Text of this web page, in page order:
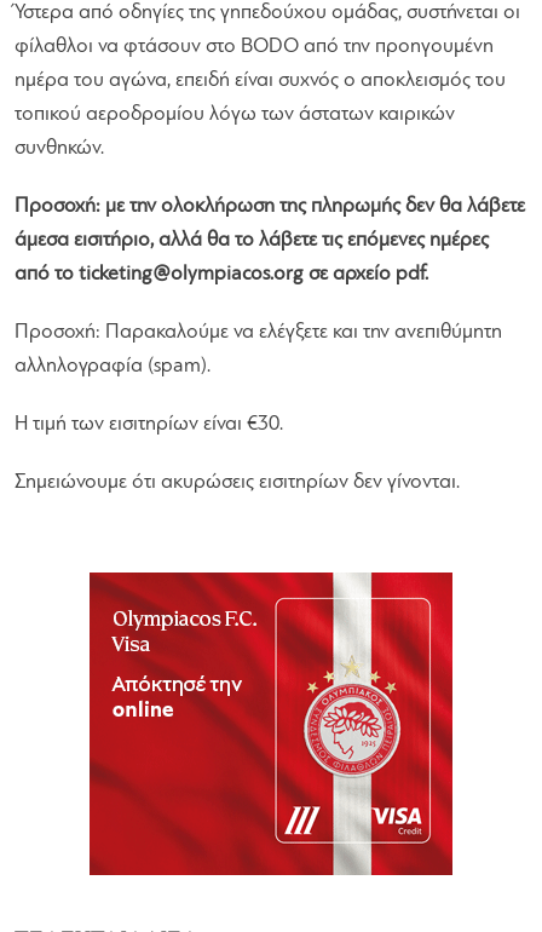
Ύστερα από οδηγίες της γηπεδούχου ομάδας, συστήνεται οι
φίλαθλοι να φτάσουν στο BODO από την προηγουμένη
ημέρα του αγώνα, επειδή είναι συχνός ο αποκλεισμός του
τοπικού αεροδρομίου λόγω των άστατων καιρικών
συνθηκών.
Προσοχή: με την ολοκλήρωση της πληρωμής δεν θα λάβετε
άμεσα εισιτήριο, αλλά θα το λάβετε τις επόμενες ημέρες
από το ticketing@olympiacos.org σε αρχείο pdf.
Προσοχή: Παρακαλούμε να ελέγξετε και την ανεπιθύμητη
αλληλογραφία (spam).
Η τιμή των εισιτηρίων είναι €30.
Σημειώνουμε ότι ακυρώσεις εισιτηρίων δεν γίνονται.